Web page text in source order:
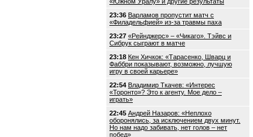
23:36 Варламов пропустит матч с
«Филадельфией» из-за травмы паха
23:27 «Рейнджерс» – «Чикаго». Тэйвс и
Сибрук сыграют в матче
23:18 Кен Хичкок: «Тарасенко, Шварц и
Фаббри показывают, возможно, лучшую
игру в своей карьере»
22:54 Владимир Ткачев: «Интерес
«Торонто»? Это к агенту. Мое дело –
играть»
22:45 Андрей Назаров: «Неплохо
оборонялись, за исключением двух минут.
Но нам надо забивать, нет голов – нет
побед»